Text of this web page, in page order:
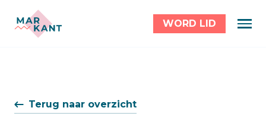
WORD LID
Terug naar overzicht